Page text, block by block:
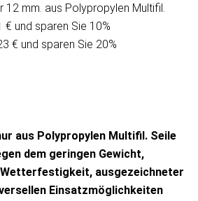
12 mm. aus Polypropylen Multifil.
€ und sparen Sie 10%
€ und sparen Sie 20%
aus Polypropylen Multifil. Seile
dem geringen Gewicht,
ausgezeichneter
Einsatzmöglichkeiten